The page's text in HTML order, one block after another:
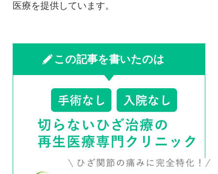
医療を提供しています。
この記事を書いたのは